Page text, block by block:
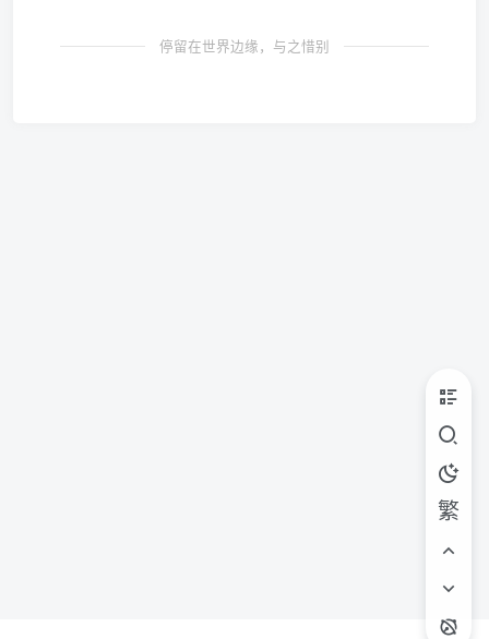
停留在世界边缘，与之惜别
繁